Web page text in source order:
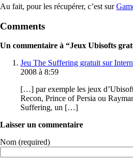
Au fait, pour les récupérer, c’est sur
Comments
Un commentaire à “Jeux Ubisofts
Jeu The Suffering gratuit sur
2008 à 8:59
[…] par exemple les jeux
Recon, Prince of Persia ou
Suffering, un […]
Laisser un commentaire
Nom (required)